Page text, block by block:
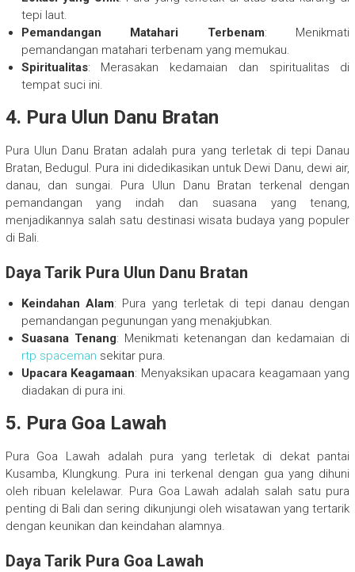
tepi laut.
Pemandangan Matahari Terbenam: Menikmati
pemandangan matahari terbenam yang memukau.
Spiritualitas: Merasakan kedamaian dan spiritualitas di
tempat suci ini.
4. Pura Ulun Danu Bratan
Pura Ulun Danu Bratan adalah pura yang terletak di tepi Danau
Bratan, Bedugul. Pura ini didedikasikan untuk Dewi Danu, dewi air,
danau, dan sungai. Pura Ulun Danu Bratan terkenal dengan
pemandangan yang indah dan suasana yang tenang,
menjadikannya salah satu destinasi wisata budaya yang populer
di Bali.
Daya Tarik Pura Ulun Danu Bratan
Keindahan Alam: Pura yang terletak di tepi danau dengan
pemandangan pegunungan yang menakjubkan.
Suasana Tenang: Menikmati ketenangan dan kedamaian di
rtp spaceman sekitar pura.
Upacara Keagamaan: Menyaksikan upacara keagamaan yang
diadakan di pura ini.
5. Pura Goa Lawah
Pura Goa Lawah adalah pura yang terletak di dekat pantai
Kusamba, Klungkung. Pura ini terkenal dengan gua yang dihuni
oleh ribuan kelelawar. Pura Goa Lawah adalah salah satu pura
penting di Bali dan sering dikunjungi oleh wisatawan yang tertarik
dengan keunikan dan keindahan alamnya.
Daya Tarik Pura Goa Lawah